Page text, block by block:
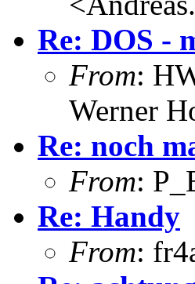
Re: DOS -
From:
Werner
Re: noch
From:
Re: Handy
From: